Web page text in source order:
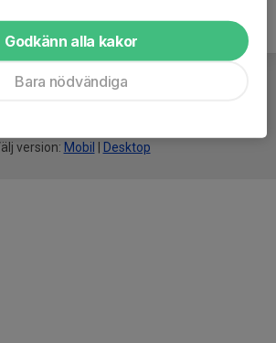
version: Mobil Desktop
Godkänn alla kakor
Bara nödvändiga